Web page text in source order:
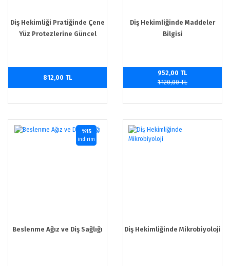
Diş Hekimliği Pratiğinde Çene
Yüz Protezlerine Güncel
812,00 TL
Diş Hekimliğinde Maddeler
Bilgisi
952,00 TL
1.120,00 TL
Beslenme Ağız ve Diş Sağlığı
%15
indirim
Diş Hekimliğinde Mikrobiyoloji